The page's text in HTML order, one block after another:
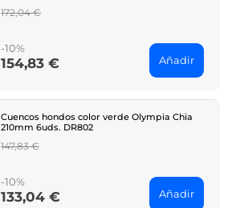
Regular
172,04 €
-10%
Price
154,83 € Añadir
Cuencos hondos color verde Olympia Chia
210mm 6uds. DR802
Regular
147,83 €
-10%
Price
133,04 € Añadir